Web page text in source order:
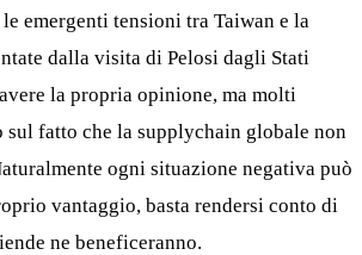
emergenti tensioni tra Taiwan e la
dalla visita di Pelosi dagli Stati
la propria opinione, ma molti
sul fatto che la supplychain globale non
ogni situazione negativa può
vantaggio, basta rendersi conto di
ne beneficeranno.